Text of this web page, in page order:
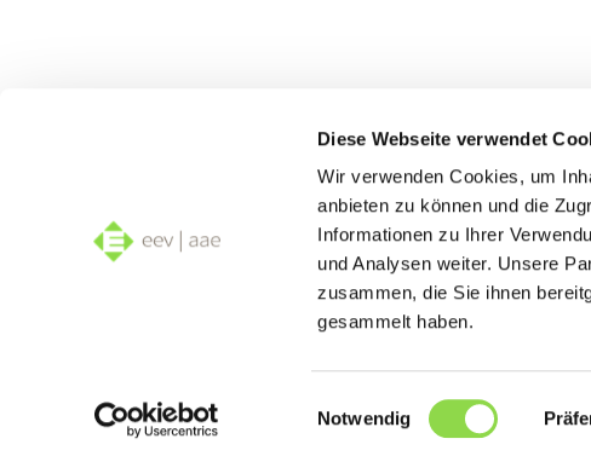
Diese Webseite verwendet
Wir verwenden Cookies, um
anbieten zu können und die
Informationen zu Ihrer
und Analysen weiter. Unsere
zusammen, die Sie ihnen
gesammelt haben.
Einwilligungsauswahl
Notwendig